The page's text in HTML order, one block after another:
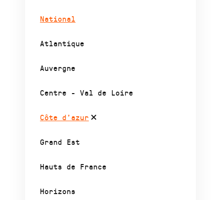
National
Atlantique
Auvergne
Centre - Val de Loire
Côte d’azur
Grand Est
Hauts de France
Horizons